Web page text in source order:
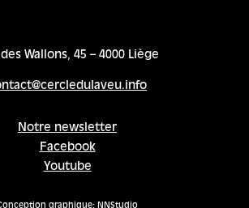
des Wallons, 45 – 4000 Liège
Notre newsletter
Facebook
Youtube
graphique: NNStudio